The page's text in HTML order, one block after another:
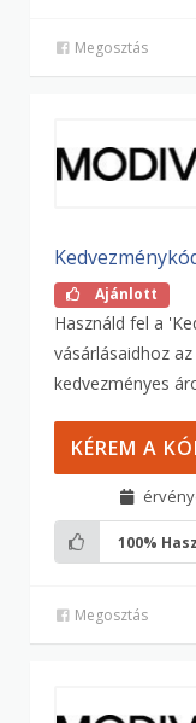
Megosztás
Ajánlott
Használd fel a
vásárlásaidhoz
kedvezményes
KÉREM A
100%
Megosztás